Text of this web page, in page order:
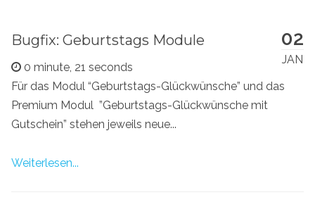
02
JAN
Bugfix: Geburtstags Module
0 minute, 21 seconds
Für das Modul “Geburtstags-Glückwünsche” und das
Premium Modul ”Geburtstags-Glückwünsche mit
Gutschein” stehen jeweils neue...
Weiterlesen...